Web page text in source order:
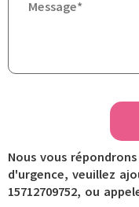
Nous vous
d'urgence, veuillez
15712709752, ou